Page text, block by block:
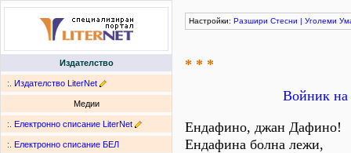
Издателство
:. Издателство LiterNet
Медии
:. Електронно списание LiterNet
:. Електронно списание БЕЛ
Настройки: Разшири Стесни | Уголеми
* * *
Войник на
Ендафино, джан Дафино!
Ендафина болна лежи,